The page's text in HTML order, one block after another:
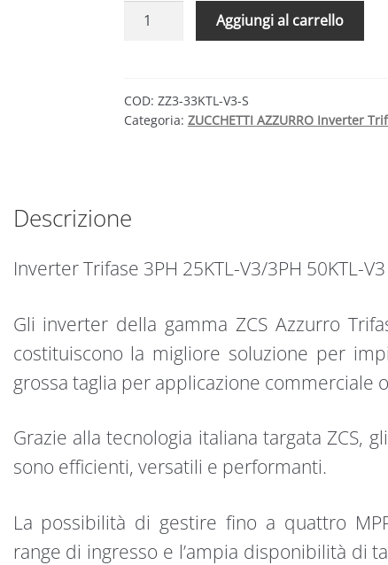
Zucchetti
33KTL-
V3-
Aggiungi al carrello
COD: ZZ3-33KTL-V3-S
Categoria: ZUCCHETTI AZZURRO Inverter
Descrizione
Inverter Trifase 3PH 25KTL-V3/3PH 50KTL-V3
Gli inverter della gamma ZCS Azzurro
costituiscono la migliore soluzione per
grossa taglia per applicazione commerciale
Grazie alla tecnologia italiana targata ZCS,
sono efficienti, versatili e performanti.
La possibilità di gestire fino a quattro
range di ingresso e l’ampia disponibilità di